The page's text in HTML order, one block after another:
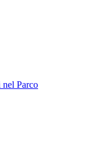
nel Parco